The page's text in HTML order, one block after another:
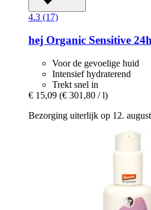
4.3 (17)
hej Organic Sensitive
Voor de gevoelige huid
Intensief hydraterend
Trekt snel in
€ 15,09 (€ 301,80 / l)
Bezorging uiterlijk op 12.